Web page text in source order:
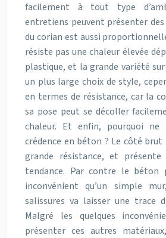
facilement à tout type
entretiens peuvent présenter
du corian est aussi
résiste pas une chaleur élevée
plastique, et la grande variété
un plus large choix de style,
en termes de résistance, car la
sa pose peut se décoller
chaleur. Et enfin, pourquoi ne
crédence en béton ? Le côté
grande résistance, et
tendance. Par contre le béton
inconvénient qu’un simple
salissures va laisser une trace
Malgré les quelques
présenter ces autres